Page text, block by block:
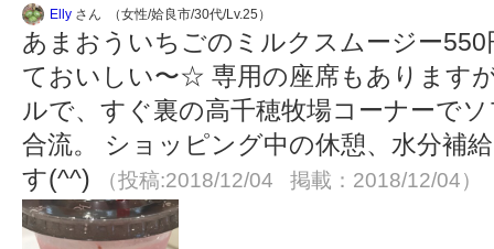
Elly さん （女性/姶良市/30代/Lv.25）
あまおういちごのミルクスムージー
ておいしい〜☆ 専用の座席もあります
ルで、すぐ裏の高千穂牧場コーナーで
合流。 ショッピング中の休憩、水分補
す(^^)
（投稿:2018/12/04 掲載：2018/12/04）